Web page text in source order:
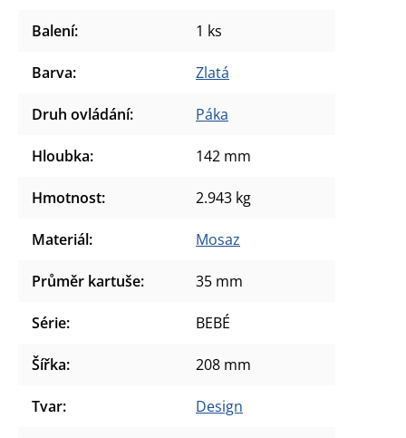
Balení: 1 ks
Barva: Zlatá
Druh ovládání: Páka
Hloubka: 142 mm
Hmotnost: 2.943 kg
Materiál: Mosaz
Průměr kartuše: 35 mm
Série: BEBÉ
Šířka: 208 mm
Tvar: Design